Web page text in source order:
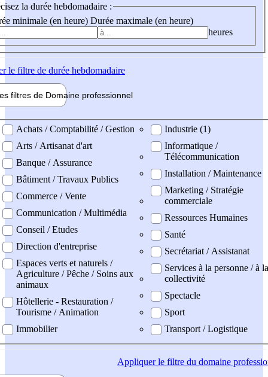
la durée hebdomadaire :
minimale (en heure) Durée maximale (en heure)
heures
le filtre de durée hebdomadaire
filtres de Domaine professionnel
professionel
Achats / Comptabilité / Gestion
Arts / Artisanat d'art
Banque / Assurance
Bâtiment / Travaux Publics
Commerce / Vente
Communication / Multimédia
Conseil / Etudes
Direction d'entreprise
Espaces verts et naturels /
Agriculture / Pêche / Soins aux
animaux
Hôtellerie - Restauration /
Tourisme / Animation
Immobilier
Industrie (1)
Informatique /
Télécommunication
Installation / Maintenance
Marketing / Stratégie
commerciale
Ressources Humaines
Santé
Secrétariat / Assistanat
Services à la personne / à la
collectivité
Spectacle
Sport
Transport / Logistique
Appliquerle filtre du domaine